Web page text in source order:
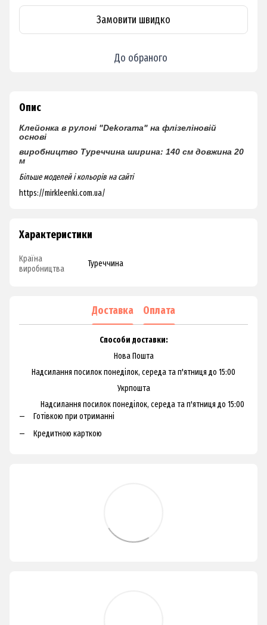
Замовити швидко
До обраного
Опис
Клейонка в рулоні "Dekorama" на флізеліновій
основі
виробництво Туреччина ширина: 140 см довжина 20
м
Більше моделей і кольорів на сайті
https://mirkleenki.com.ua/
Характеристики
Країна
виробництва
Туреччина
Доставка Оплата
Способи доставки:
Нова Пошта
Надсилання посилок понеділок, середа та п'ятниця до 15:00
Укрпошта
Надсилання посилок понеділок, середа та п'ятниця до 15:00
Готівкою при отриманні
Кредитною карткою